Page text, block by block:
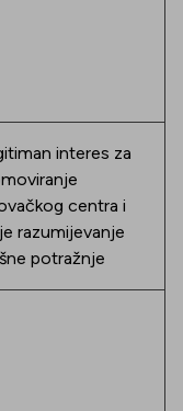
interes za
centra i
razumijevanje
potražnje